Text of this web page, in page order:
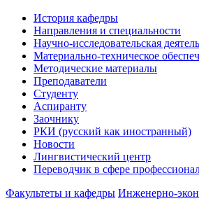
История кафедры
Направления и специальности
Научно-исследовательская
Материально-техническое
Методические материалы
Преподаватели
Студенту
Аспиранту
Заочнику
РКИ (русский как иностранный)
Новости
Лингвистический центр
Переводчик в сфере
Факультеты и кафедры Инженерно-